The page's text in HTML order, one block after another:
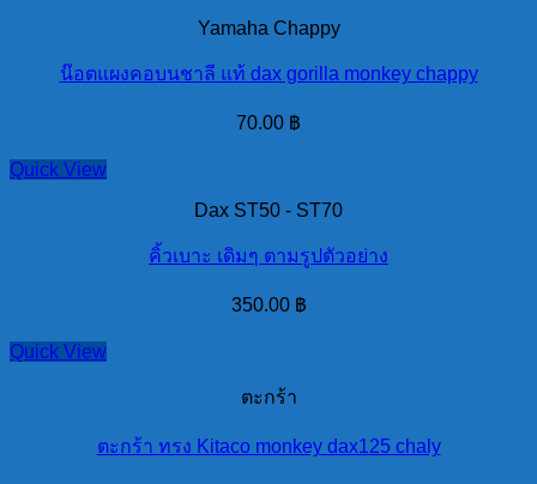
Yamaha Chappy
น๊อตแผงคอบนชาลี แท้ dax gorilla monkey chappy
70.00 ฿
Quick View
Dax ST50 - ST70
คิ้วเบาะ เดิมๆ ตามรูปตัวอย่าง
350.00 ฿
Quick View
ตะกร้า
ตะกร้า ทรง Kitaco monkey dax125 chaly